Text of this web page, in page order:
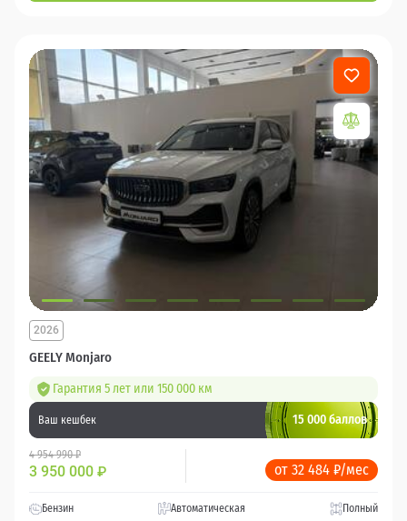
GEELY Monjaro
2026
Гарантия 5 лет или 150 000 км
Ваш кешбек 15 000 баллов
4 954 990 ₽
3 950 000 ₽ от 32 484 ₽/мес
Бензин Автоматическая Полный